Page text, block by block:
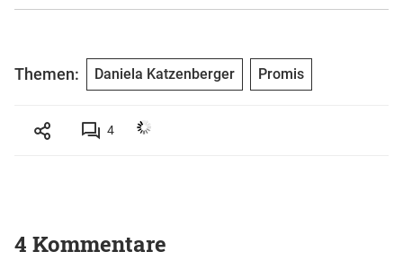
Themen: Daniela Katzenberger Promis
4
4 Kommentare